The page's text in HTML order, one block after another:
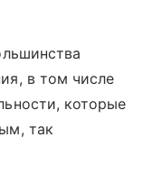
в том числе
которые
так